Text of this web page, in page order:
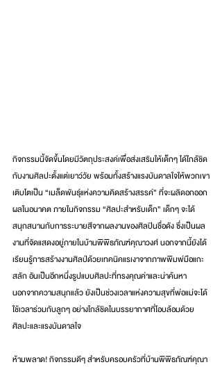
กิจกรรมนี้จัดขึ้นโดยมีวัตถุประสงค์เพื่อส่งเสริมให้เด็กๆ ได้ใกล้ชิด
กับงานศิลปะตั้งแต่เยาว์วัย พร้อมทั้งสร้างแรงบันดาลใจให้พวกเขา
เติบโตเป็น “เมล็ดพันธุ์แห่งความคิดสร้างสรรค์” ที่จะผลิดอกออก
ผลในอนาคต ภายในกิจกรรม “ศิลปะสำหรับเด็ก” เด็กๆ จะได้
สนุกสนานกับการระบายสีจากผลงานของศิลปินชื่อดัง ซึ่งเป็นผล
งานที่จัดแสดงอยู่ภายในบ้านพิพิธภัณฑ์คุณาวงศ์ นอกจากนี้ยังได้
เรียนรู้การสร้างงานศิลป์ด้วยเทคนิคแรเงาจากภาพพิมพ์มือแกะ
สลัก อันเป็นอีกหนึ่งรูปแบบศิลปะที่ทรงคุณค่าและน่าค้นหา
นอกจากความสนุกแล้ว ยังเป็นช่วงเวลาแห่งความสุขที่พ่อแม่จะได้
ใช้เวลาร่วมกับลูกๆ อย่างใกล้ชิดในบรรยากาศที่โอบล้อมด้วย
ศิลปะและแรงบันดาลใจ
ห้ามพลาด! กิจกรรมดีๆ สำหรับครอบครัวที่บ้านพิพิธภัณฑ์คุณา